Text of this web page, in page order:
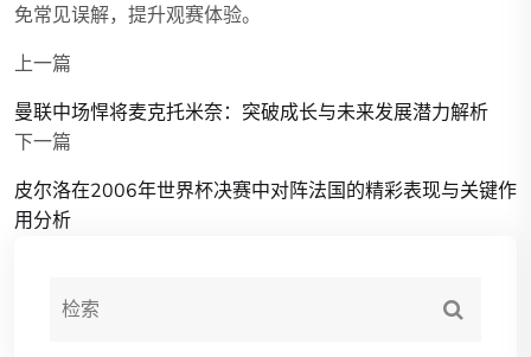
免常见误解，提升观赛体验。
上一篇
曼联中场悍将麦克托米奈：突破成长与未来发展潜力解析
下一篇
皮尔洛在2006年世界杯决赛中对阵法国的精彩表现与关键作
用分析